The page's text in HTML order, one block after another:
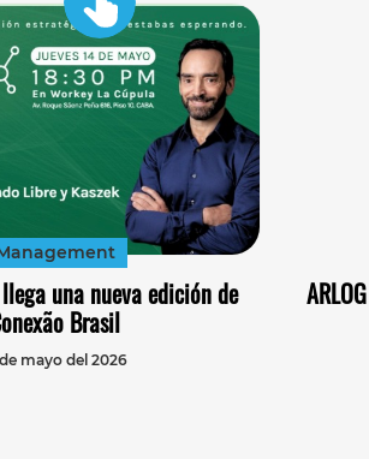
una nueva edición de
Brasil
de mayo del 2026